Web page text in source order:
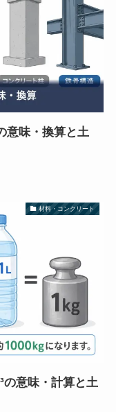
意味・換算と土
材料・コンクリート
の意味・計算と土